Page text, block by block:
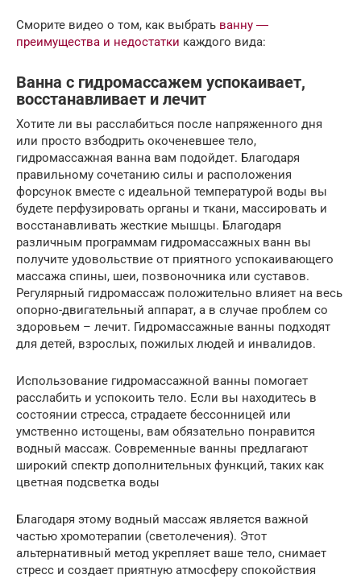
Сморите видео о том, как выбрать ванну ―
преимущества и недостатки каждого вида:
Ванна с гидромассажем успокаивает,
восстанавливает и лечит
Хотите ли вы расслабиться после напряженного дня
или просто взбодрить окоченевшее тело,
гидромассажная ванна вам подойдет. Благодаря
правильному сочетанию силы и расположения
форсунок вместе с идеальной температурой воды вы
будете перфузировать органы и ткани, массировать и
восстанавливать жесткие мышцы. Благодаря
различным программам гидромассажных ванн вы
получите удовольствие от приятного успокаивающего
массажа спины, шеи, позвоночника или суставов.
Регулярный гидромассаж положительно влияет на весь
опорно-двигательный аппарат, а в случае проблем со
здоровьем – лечит. Гидромассажные ванны подходят
для детей, взрослых, пожилых людей и инвалидов.
Использование гидромассажной ванны помогает
расслабить и успокоить тело. Если вы находитесь в
состоянии стресса, страдаете бессонницей или
умственно истощены, вам обязательно понравится
водный массаж. Современные ванны предлагают
широкий спектр дополнительных функций, таких как
цветная подсветка воды
Благодаря этому водный массаж является важной
частью хромотерапии (светолечения). Этот
альтернативный метод укрепляет ваше тело, снимает
стресс и создает приятную атмосферу спокойствия